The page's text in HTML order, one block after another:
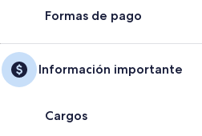
Formas de pago
Información importante
Cargos